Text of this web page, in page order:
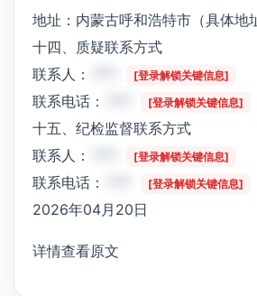
地址：内蒙古呼和浩特市（具体地
十四、质疑联系方式
联系人：
[登录解锁关键信息]
联系电话： [登录解锁关键信息]
十五、纪检监督联系方式
联系人：
[登录解锁关键信息]
联系电话： [登录解锁关键信息]
2026年04月20日
详情查看原文